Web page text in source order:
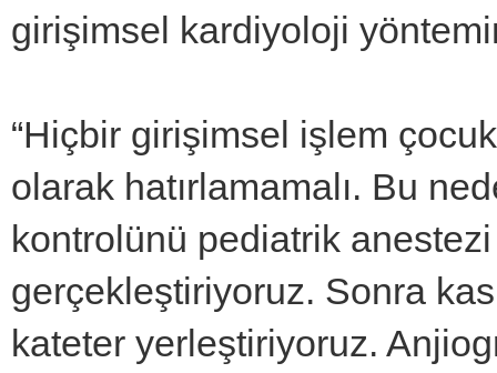
girişimsel kardiyoloji
“Hiçbir girişimsel işlem
olarak hatırlamamalı. Bu
kontrolünü pediatrik
gerçekleştiriyoruz. Sonra
kateter yerleştiriyoruz.